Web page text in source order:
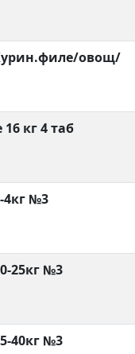
овощ/
кг 4 таб
4кг №3
25кг №3
40кг №3